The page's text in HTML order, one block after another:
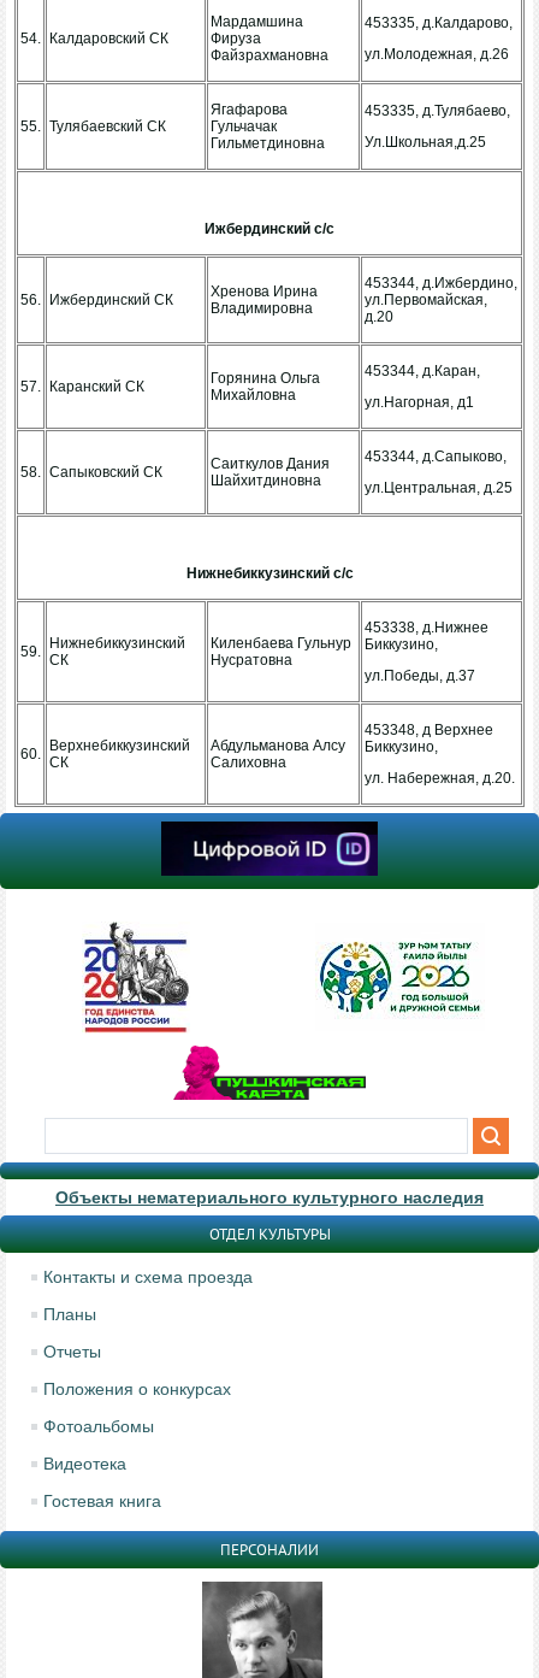
54. Калдаровский СК
Мардамшина
Фируза
Файзрахмановна
453335, д.Калдарово,
ул.Молодежная, д.26
55. Тулябаевский СК
Ягафарова
Гульчачак
Гильметдиновна
453335, д.Тулябаево,
Ул.Школьная,д.25
Ижбердинский с/с
56. Ижбердинский СК
Хренова Ирина
Владимировна
453344, д.Ижбердино,
ул.Первомайская,
д.20
57. Каранский СК
Горянина Ольга
Михайловна
453344, д.Каран,
ул.Нагорная, д1
58. Сапыковский СК
Саиткулов Дания
Шайхитдиновна
453344, д.Сапыково,
ул.Центральная, д.25
Нижнебиккузинский с/с
59.
Нижнебиккузинский
СК
Киленбаева Гульнур
Нусратовна
453338, д.Нижнее
Биккузино,
ул.Победы, д.37
60.
Верхнебиккузинский
СК
Абдульманова Алсу
Салиховна
453348, д Верхнее
Биккузино,
ул. Набережная, д.20.
Объекты нематериального культурного наследия
ОТДЕЛ КУЛЬТУРЫ
Контакты и схема проезда
Планы
Отчеты
Положения о конкурсах
Фотоальбомы
Видеотека
Гостевая книга
ПЕРСОНАЛИИ